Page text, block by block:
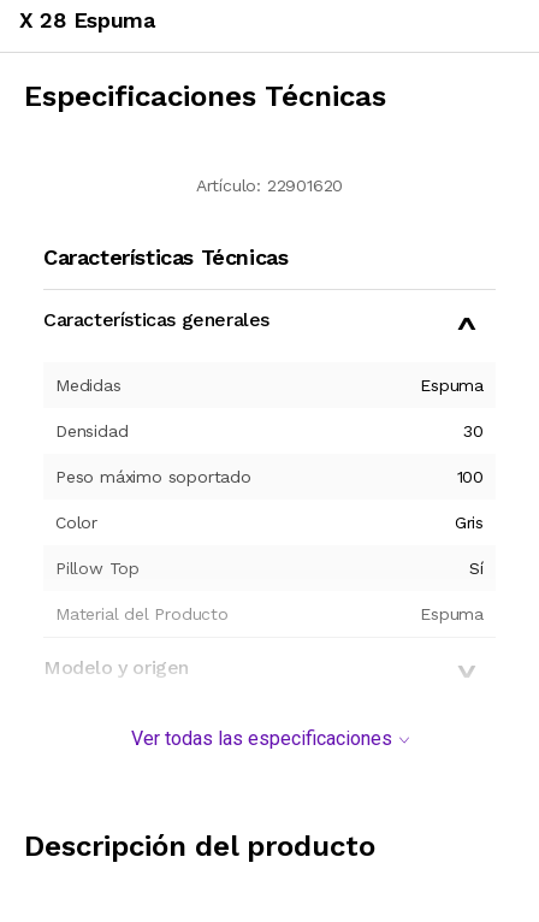
X 28 Espuma
Especificaciones Técnicas
Artículo: 22901620
Características Técnicas
Características generales
Medidas Espuma
Densidad 30
Peso máximo soportado 100
Color Gris
Pillow Top Sí
Material del Producto Espuma
Modelo y origen
Ver todas las especificaciones
Descripción del producto